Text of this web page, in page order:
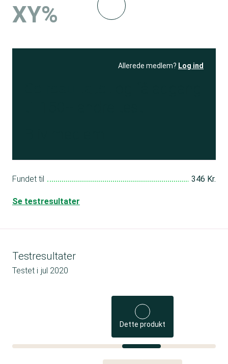
XY%
Allerede medlem? Log ind
Fundet til 346 Kr.
Se testresultater
Testresultater
Testet i jul 2020
Dette produkt